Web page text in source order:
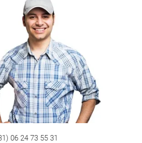
06 24 73 55 31